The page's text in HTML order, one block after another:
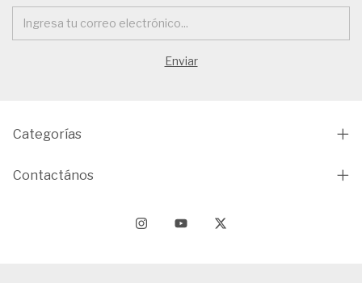
Categorías
Contactános